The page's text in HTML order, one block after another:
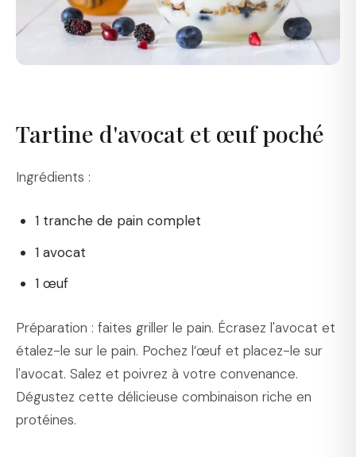
Tartine d'avocat et œuf poché
Ingrédients :
1 tranche de pain complet
1 avocat
1 œuf
Préparation : faites griller le pain. Écrasez l'avocat et
étalez-le sur le pain. Pochez l’œuf et placez-le sur
l'avocat. Salez et poivrez à votre convenance.
Dégustez cette délicieuse combinaison riche en
protéines.